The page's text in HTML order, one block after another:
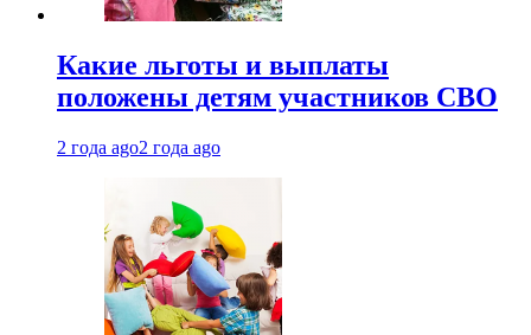
Какие льготы и выплаты
положены детям участников СВО
2 года ago2 года ago